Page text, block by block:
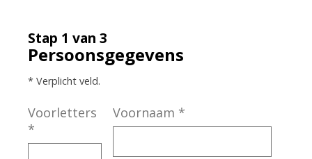
Stap 1 van 3
Persoonsgegevens
* Verplicht veld.
Voorletters
*
Voornaam *